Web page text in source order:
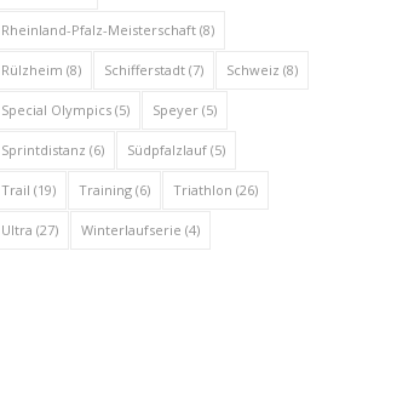
Rheinland-Pfalz-Meisterschaft(8)
Rülzheim (8) Schifferstadt(7) Schweiz (8)
Special Olympics(5) Speyer(5)
Sprintdistanz (6) Südpfalzlauf(5)
Trail (19) Training(6) Triathlon (26)
Ultra (27) Winterlaufserie (4)